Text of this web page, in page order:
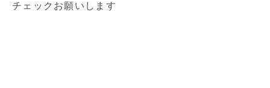
チェックお願いします